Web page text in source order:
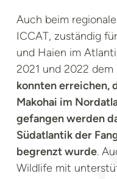
Auch beim
ICCAT, zuständig
und Haien im
2021 und 2022
konnten erreichen,
Makohai im
gefangen werden
Südatlantik der
begrenzt wurde.
Wildlife mit